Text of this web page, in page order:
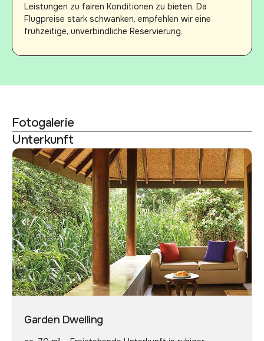
Leistungen zu fairen Konditionen zu bieten. Da
Flugpreise stark schwanken, empfehlen wir eine
frühzeitige, unverbindliche Reservierung.
Fotogalerie
Unterkunft
Garden Dwelling